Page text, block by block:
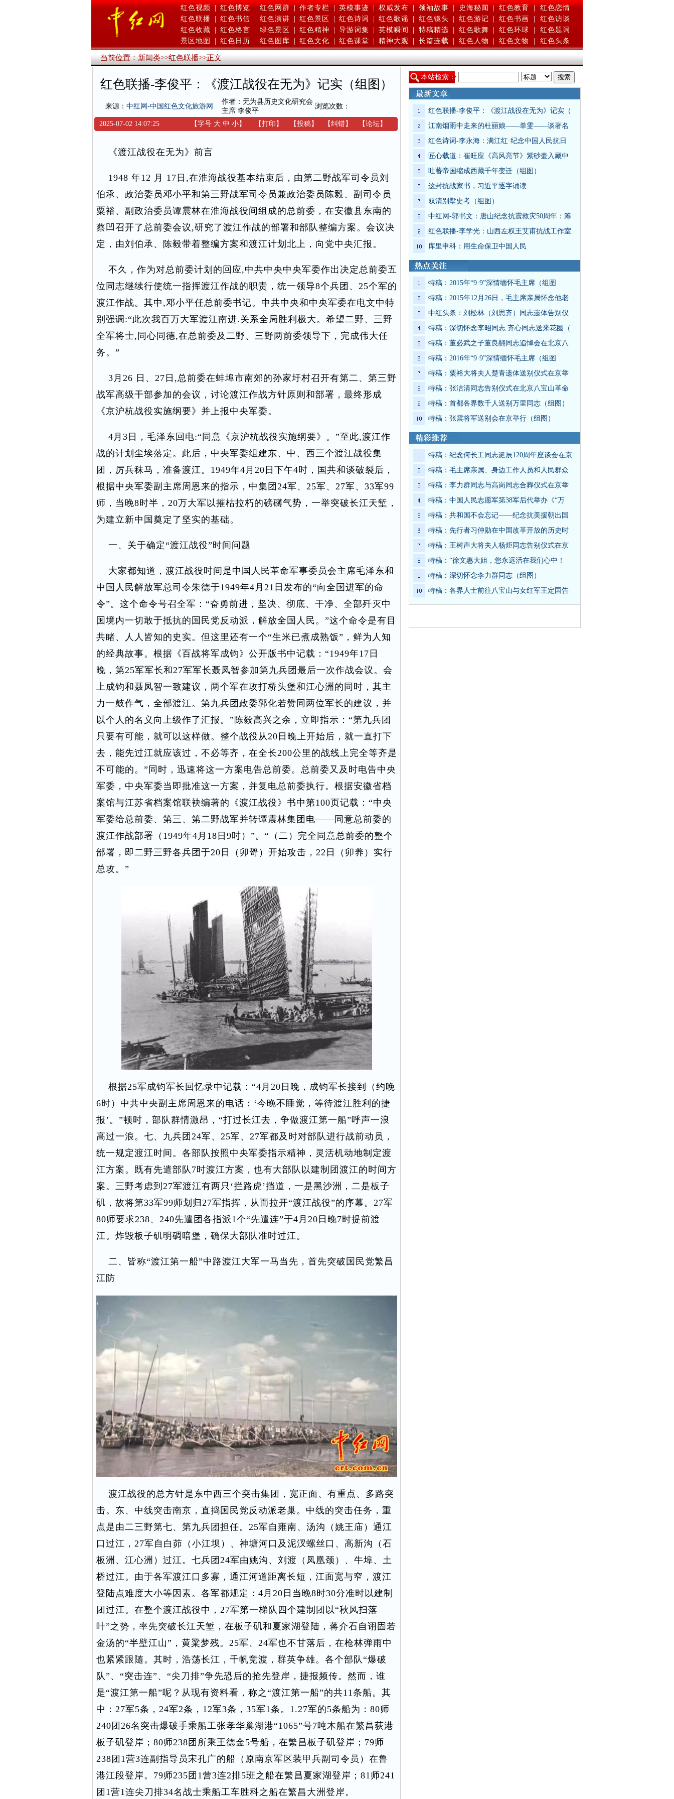
红色视频 | 红色博览 | 红色网群 | 作者专栏 | 英模事迹 | 权威发布 | 领袖故事 | 史海秘闻 | 红色教育 |
红色恋情
红色联播
红色书信 红色演讲 红色景区 红色诗词 红色歌谣 红色镜头 红色游记 红色书画
红色访谈
红色收藏
红色格言 绿色景区 红色精神 导游词集 英模瞬间 特稿精选 红色歌舞 红色环球
红色题词
景区地图
红色日历 红色图库 红色文化 红色课堂 精神大观 长篇连载 红色人物 红色文物 红色头条
当前位置：新闻类>>红色联播>>正文
红色联播-李俊平：《渡江战役在无为》记实（组图）
来源： 中红网-中国红色文化旅游网
作者：无为县历史文化研究会
主席 李俊平
浏览次数：
2025-07-02 14:07:25 【字号 大 中 小】 【打印 】 【投稿】 【纠错】 【论坛】
《渡江战役在无为》前言
1948 年12 月 17日,在淮海战役基本结束后，由第二野战军司令员刘
伯承、政治委员邓小平和第三野战军司令员兼政治委员陈毅、副司令员
粟裕、副政治委员谭震林在淮海战役间组成的总前委，在安徽县东南的
蔡凹召开了总前委会议,研究了渡江作战的部署和部队整编方案。会议决
定，由刘伯承、陈毅带着整编方案和渡江计划北上，向党中央汇报。
不久，作为对总前委计划的回应,中共中央中央军委作出决定总前委五
位同志继续行使统一指挥渡江作战的职责，统一领导8个兵团、25个军的
渡江作战。其中,邓小平任总前委书记。中共中央和中央军委在电文中特
别强调:“此次我百万大军渡江南进.关系全局胜利极大。希望二野、三野
全军将士,同心同德,在总前委及二野、三野两前委领导下，完成伟大任
务。”
3月26 日、27日,总前委在蚌埠市南郊的孙家圩村召开有第二、第三野
战军高级干部参加的会议，讨论渡江作战方针原则和部署，最终形成
《京沪杭战役实施纲要》并上报中央军委。
4月3日，毛泽东回电:“同意《京沪杭战役实施纲要》。”至此,渡江作
战的计划尘埃落定。此后，中央军委组建东、中、西三个渡江战役集
团，厉兵秣马，准备渡江。1949年4月20日下午4时，国共和谈破裂后，
根据中央军委副主席周恩来的指示，中集团24军、25军、27军、33军99
师，当晚8时半，20万大军以摧枯拉朽的磅礴气势，一举突破长江天堑，
为建立新中国奠定了坚实的基础。
一、关于确定“渡江战役”时间问题
大家都知道，渡江战役时间是中国人民革命军事委员会主席毛泽东和
中国人民解放军总司令朱德于1949年4月21日发布的“向全国进军的命
令”。这个命令号召全军：“奋勇前进，坚决、彻底、干净、全部歼灭中
国境内一切敢于抵抗的国民党反动派，解放全国人民。”这个命令是有目
共睹、人人皆知的史实。但这里还有一个“生米已煮成熟饭”，鲜为人知
的经典故事。根据《百战将军成钧》公开版书中记载：“1949年17日
晚，第25军军长和27军军长聂凤智参加第九兵团最后一次作战会议。会
上成钧和聂凤智一致建议，两个军在攻打桥头堡和江心洲的同时，其主
力一鼓作气，全部渡江。第九兵团政委郭化若赞同两位军长的建议，并
以个人的名义向上级作了汇报。”陈毅高兴之余，立即指示：“第九兵团
只要有可能，就可以这样做。整个战役从20日晚上开始后，就一直打下
去，能先过江就应该过，不必等齐，在全长200公里的战线上完全等齐是
不可能的。”同时，迅速将这一方案电告总前委。总前委又及时电告中央
军委，中央军委当即批准这一方案，并复电总前委执行。根据安徽省档
案馆与江苏省档案馆联袂编著的《渡江战役》书中第100页记载：“中央
军委给总前委、第三、第二野战军并转谭震林集团电——同意总前委的
渡江作战部署（1949年4月18日9时）”。“（二）完全同意总前委的整个
部署，即二野三野各兵团于20日（卯哿）开始攻击，22日（卯养）实行
总攻。”
根据25军成钧军长回忆录中记载：“4月20日晚，成钧军长接到（约晚
6时）中共中央副主席周恩来的电话：‘今晚不睡觉，等待渡江胜利的捷
报’。”顿时，部队群情激昂，“打过长江去，争做渡江第一船”呼声一浪
高过一浪。七、九兵团24军、25军、27军都及时对部队进行战前动员，
统一规定渡江时间。各部队按照中央军委指示精神，灵活机动地制定渡
江方案。既有先遣部队7时渡江方案，也有大部队以建制团渡江的时间方
案。三野考虑到27军渡江有两只‘拦路虎’挡道，一是黑沙洲，二是板子
矶，故将第33军99师划归27军指挥，从而拉开“渡江战役”的序幕。27军
80师要求238、240先遣团各指派1个“先遣连”于4月20日晚7时提前渡
江。炸毁板子矶明碉暗堡，确保大部队准时过江。
二、皆称“渡江第一船”中路渡江大军一马当先，首先突破国民党繁昌
江防
渡江战役的总方针是东中西三个突击集团，宽正面、有重点、多路突
击。东、中线突击南京，直捣国民党反动派老巢。中线的突击任务，重
点是由二三野第七、第九兵团担任。25军自雍南、汤沟（姚王庙）通江
口过江，27军自白茆（小江坝）、神塘河口及泥汊螺丝口、高新沟（石
板洲、江心洲）过江。七兵团24军由姚沟、刘渡（凤凰颈）、牛埠、土
桥过江。由于各军渡江口多寡，通江河道距离长短，江面宽与窄，渡江
登陆点难度大小等因素。各军都规定：4月20日当晚8时30分准时以建制
团过江。在整个渡江战役中，27军第一梯队四个建制团以“秋风扫落
叶”之势，率先突破长江天堑，在板子矶和夏家湖登陆，蒋介石自诩固若
金汤的“半壁江山”，黄粱梦残。25军、24军也不甘落后，在枪林弹雨中
也紧紧跟随。其时，浩荡长江，千帆竞渡，群英争雄。各个部队“爆破
队”、“突击连”、“尖刀排”争先恐后的抢先登岸，捷报频传。然而，谁
是“渡江第一船”呢？从现有资料看，称之“渡江第一船”的共11条船。其
中：27军5条，24军2条，12军3条，35军1条。1.27军的5条船为：80师
240团26名突击爆破手乘船工张孝华巢湖港“1065”号7吨木船在繁昌荻港
板子矶登岸；80师238团所乘王德金5号船，在繁昌板子矶登岸；79师
238团1营3连副指导员宋孔广的船（原南京军区装甲兵副司令员）在鲁
港江段登岸。79师235团1营3连2排5班之船在繁昌夏家湖登岸；81师241
团1营1连尖刀排34名战士乘船工车胜科之船在繁昌大洲登岸。
本站检索：
红色联播-李俊平：《渡江战役在无为》记实（
江南烟雨中走来的杜丽娘——单雯——谈著名
红色诗词-李永海：满江红·纪念中国人民抗日
匠心载道：崔旺应《高风亮节》紫砂壶入藏中
吐蕃帝国缩成西藏千年变迁（组图）
这封抗战家书，习近平逐字诵读
双清别墅史考（组图）
中红网-郭书文：唐山纪念抗震救灾50周年：筹
红色联播-李学光：山西左权王艾甫抗战工作室
库里申科：用生命保卫中国人民
特稿：2015年“9·9”深情缅怀毛主席（组图
特稿：2015年12月26日，毛主席亲属怀念他老
中红头条：刘松林（刘思齐）同志遗体告别仪
特稿：深切怀念李昭同志 齐心同志送来花圈（
特稿：董必武之子董良翮同志追悼会在北京八
特稿：2016年“9·9”深情缅怀毛主席（组图
特稿：粟裕大将夫人楚青遗体送别仪式在京举
特稿：张洁清同志告别仪式在北京八宝山革命
特稿：首都各界数千人送别万里同志（组图）
特稿：张震将军送别会在京举行（组图）
特稿：纪念何长工同志诞辰120周年座谈会在京
特稿：毛主席亲属、身边工作人员和人民群众
特稿：李力群同志与高岗同志合葬仪式在京举
特稿：中国人民志愿军第38军后代举办《“万
特稿：共和国不会忘记——纪念抗美援朝出国
特稿：先行者习仲勋在中国改革开放的历史时
特稿：王树声大将夫人杨炬同志告别仪式在京
特稿：“徐文惠大姐，您永远活在我们心中！
特稿：深切怀念李力群同志（组图）
特稿：各界人士前往八宝山与女红军王定国告